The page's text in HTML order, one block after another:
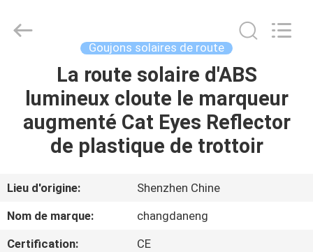
MAISON
DES
PRODUITS
À
PROPOS
DE
Technology
Goujons solaires de route
La route solaire d'ABS
lumineux cloute le marqueur
augmenté Cat Eyes Reflector
de plastique de trottoir
Lieu d'origine:
Shenzhen Chine
Nom de marque:
changdaneng
Certification:
CE